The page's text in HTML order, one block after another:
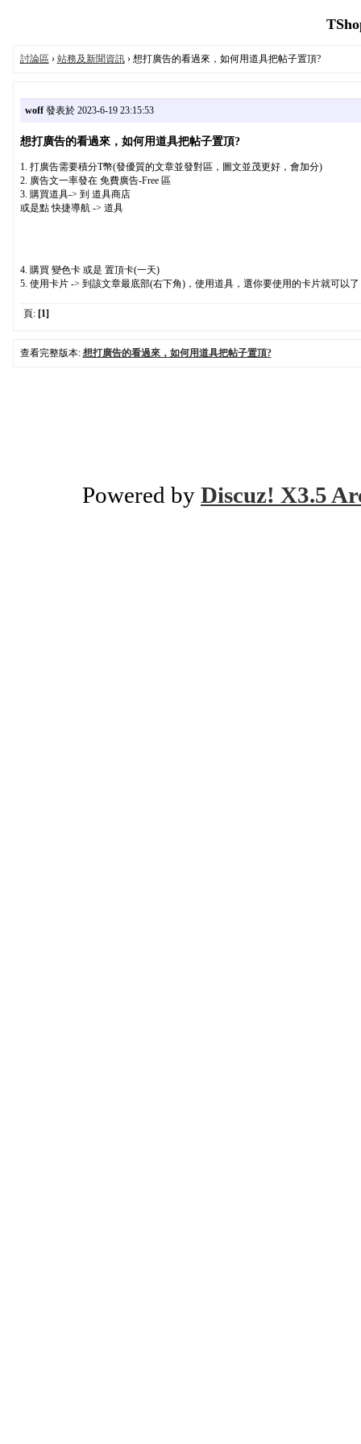
討論區 › 站務及新聞資訊› 想打廣告的看過來，如何用道具把帖子置頂?
woff發表於 2023-6-19 23:15:53
想打廣告的看過來，如何用道具把帖子置頂?
1. 打廣告需要積分T幣(發優質的文章並發對區，圖文並茂更好，會加分)
2. 廣告文一率發在 免費廣告-Free 區
3. 購買道具-> 到 道具商店
或是點 快捷導航 -> 道具
4. 購買 變色卡 或是 置頂卡(一天)
5. 使用卡片 -> 到該文章最底部(右下角)，使用道具，選你要使用的卡片就可以了
頁: [1]
查看完整版本: 想打廣告的看過來，如何用道具把帖子置頂?
Powered by Discuz! X3.5